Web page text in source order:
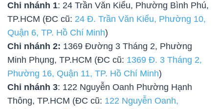
Chi nhánh 1: 24 Trần Văn Kiểu, Phường Bình Phú,
TP.HCM (ĐC cũ: 24 Đ. Trần Văn Kiểu, Phường 10,
Quận 6, TP. Hồ Chí Minh)
Chi nhánh 2: 1369 Đường 3 Tháng 2, Phường
Minh Phụng, TP.HCM (ĐC cũ: 1369 Đ. 3 Tháng 2,
Phường 16, Quận 11, TP. Hồ Chí Minh)
Chi nhánh 3: 122 Nguyễn Oanh Phường Hạnh
Thông, TP.HCM (ĐC cũ: 122 Nguyễn Oanh,